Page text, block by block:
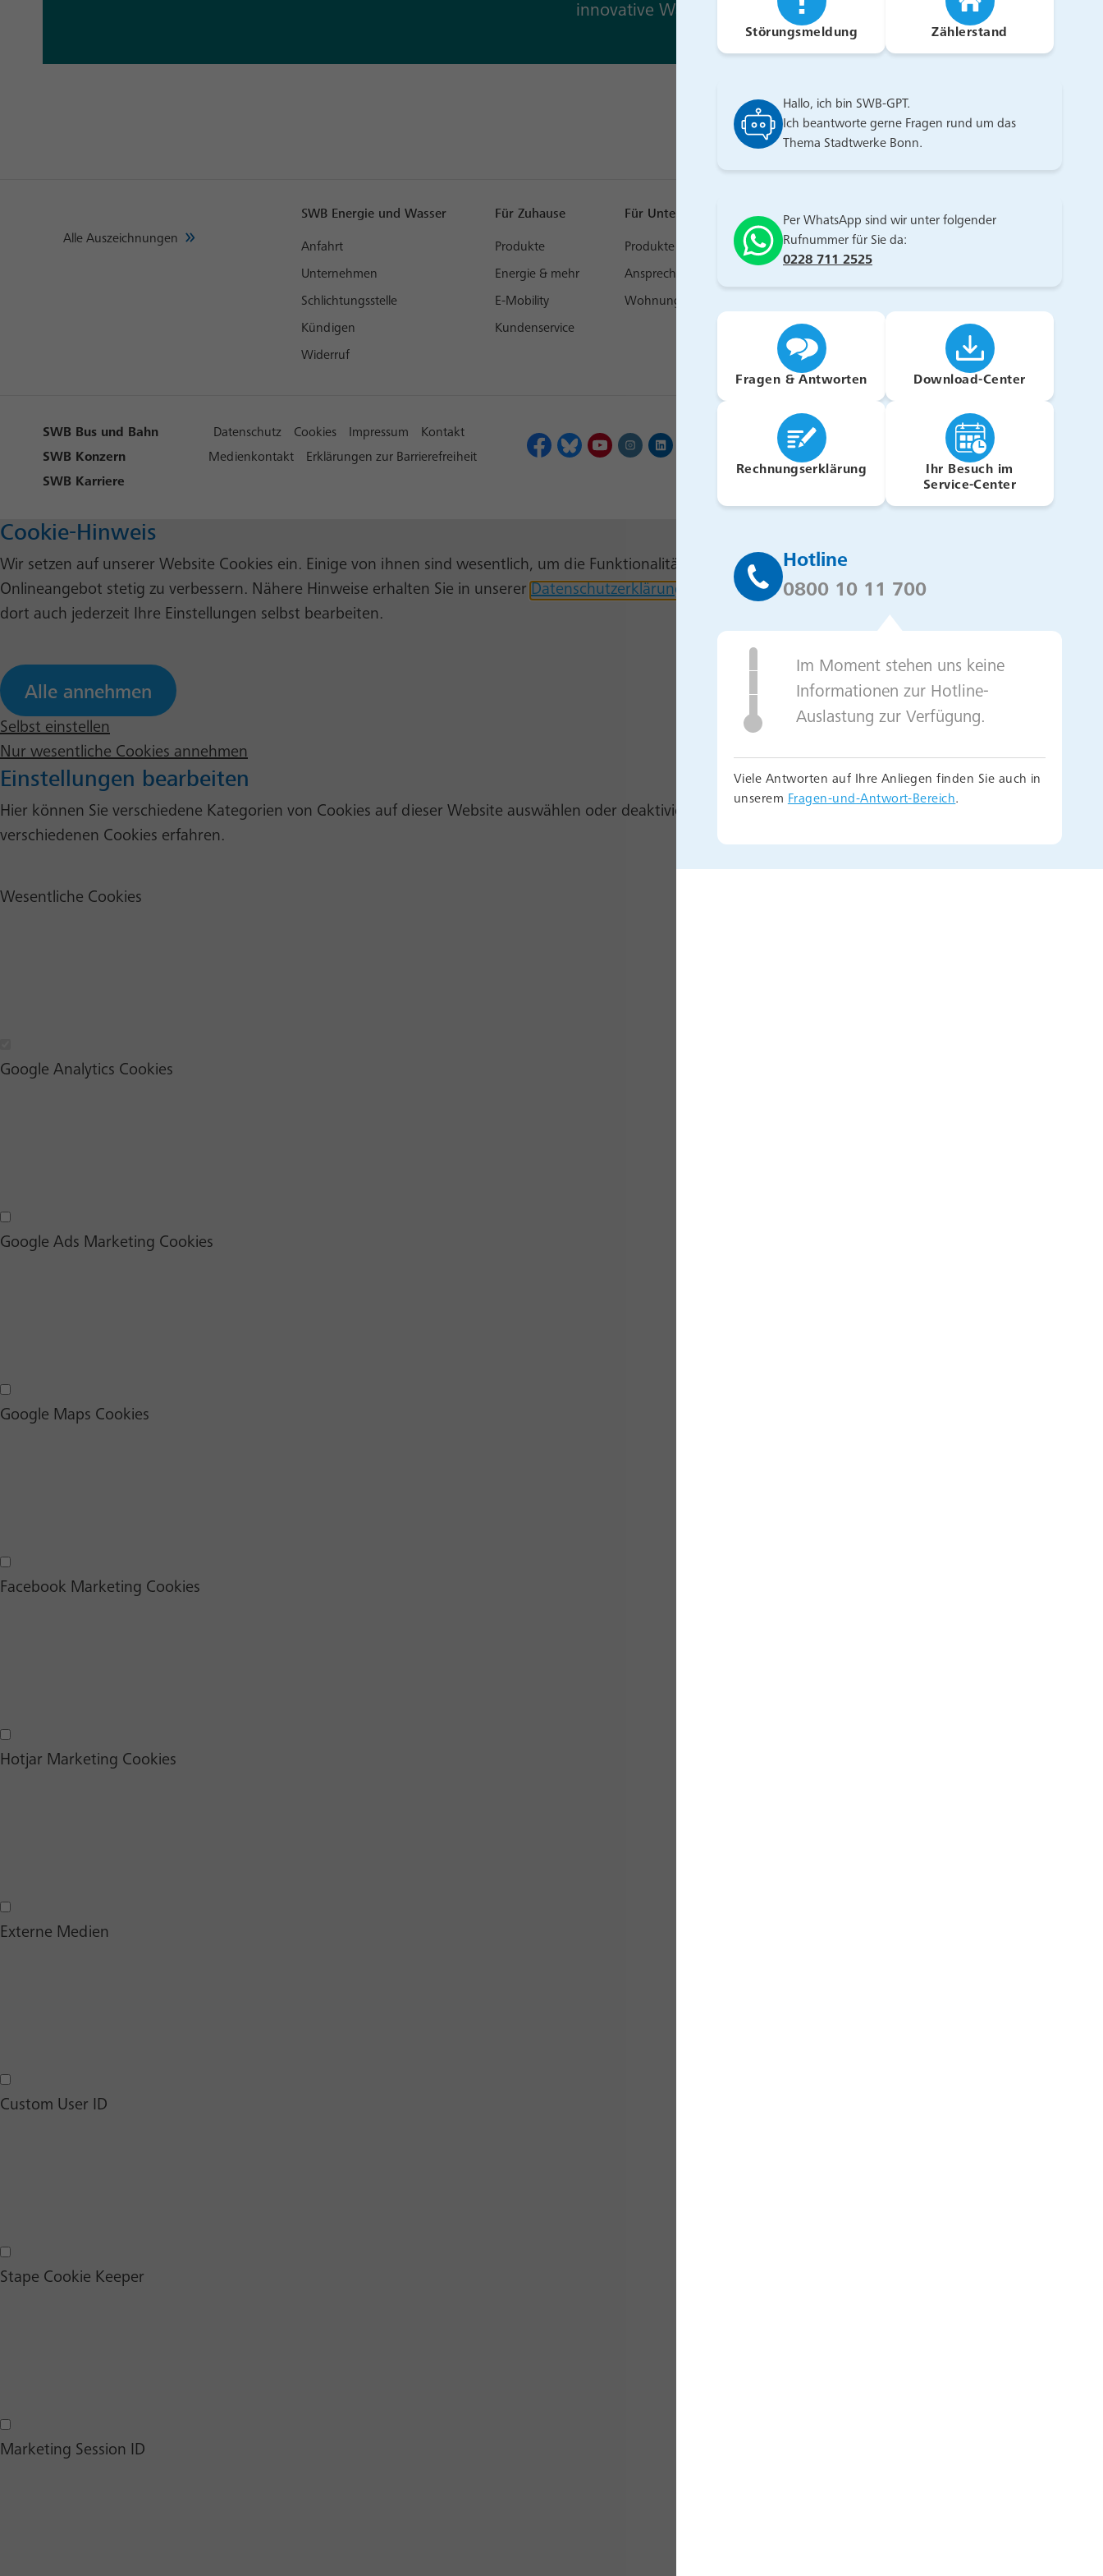
innovative Wärmepumpe.
Alle Auszeichnungen
SWB Energie und Wasser
Anfahrt
Unternehmen
Schlichtungsstelle
Kündigen
Widerruf
Für Zuhause
Produkte
Energie & mehr
E-Mobility
Kundenservice
Für Unternehmen
Produkte
Ansprechpartner
Wohnungswirtschaft
SWB Bus und Bahn
SWB Konzern
SWB Karriere
Datenschutz Cookies Impressum
Kontakt
Medienkontakt
Erklärungen zur Barrierefreiheit
Störungsmeldung Zählerstand
Hallo, ich bin SWB-GPT.
Ich beantworte gerne Fragen rund um das
Thema Stadtwerke Bonn.
Per WhatsApp sind wir unter folgender
Rufnummer für Sie da:
0228 711 2525
Fragen & Antworten Download-Center
Rechnungserklärung
Ihr Besuch im
Service-Center
Hotline
0800 10 11 700
Im Moment stehen uns keine
Informationen zur Hotline-
Auslastung zur Verfügung.
Viele Antworten auf Ihre Anliegen finden Sie auch in
unserem Fragen-und-Antwort-Bereich.
Cookie-Hinweis
Wir setzen auf unserer Website Cookies ein. Einige von ihnen sind wesentlich, um die Funktionalität zu gewährleisten, während andere uns helfen, unser
Onlineangebot stetig zu verbessern. Nähere Hinweise erhalten Sie in unserer Datenschutzerklärung und auf unsererCookie-Seite
(siehe Fußbereich). Sie können
dort auch jederzeit Ihre Einstellungen selbst bearbeiten.
Alle annehmen
Selbst einstellen
Nur wesentliche Cookies annehmen
Einstellungen bearbeiten
Hier können Sie verschiedene Kategorien von Cookies auf dieser Website auswählen oder deaktivieren. Per Klick auf das Info-Icon können Sie mehr über die
verschiedenen Cookies erfahren.
Wesentliche Cookies
Wesentliche Cookies
Google Analytics Cookies
Google Analytics Cookies
Google Ads Marketing Cookies
Google Ads Marketing Cookies
Google Maps Cookies
Google Maps Cookies
Facebook Marketing Cookies
Facebook Marketing Cookies
Hotjar Marketing Cookies
Hotjar Marketing Cookies
Externe Medien
Externe Medien
Custom User ID
Custom User ID
Stape Cookie Keeper
Stape Cookie Keeper
Marketing Session ID